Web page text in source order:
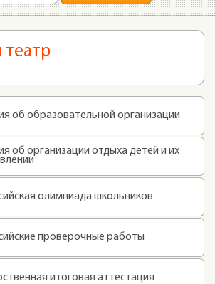
об образовательной организации
об организации отдыха детей и их
олимпиада школьников
проверочные работы
итоговая аттестация